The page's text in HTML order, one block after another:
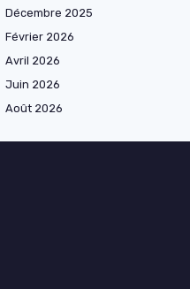
Décembre 2025
Février 2026
Avril 2026
Juin 2026
Août 2026